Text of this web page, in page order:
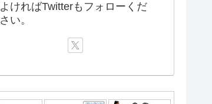
よければTwitterもフォローくだ
さい。